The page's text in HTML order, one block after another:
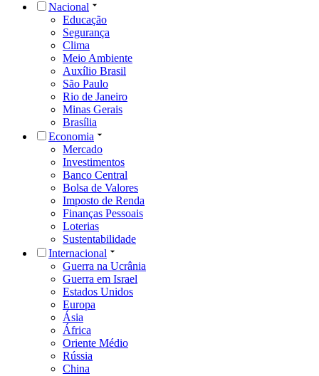
Nacional
Educação
Segurança
Clima
Meio Ambiente
Auxílio Brasil
São Paulo
Rio de Janeiro
Minas Gerais
Brasília
Economia
Mercado
Investimentos
Banco Central
Bolsa de Valores
Imposto de Renda
Finanças Pessoais
Loterias
Sustentabilidade
Internacional
Guerra na Ucrânia
Guerra em Israel
Estados Unidos
Europa
Ásia
África
Oriente Médio
Rússia
China